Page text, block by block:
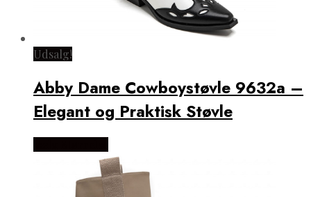
Udsalg!
Abby Dame Cowboystøvle 9632a –
Elegant og Praktisk Støvle